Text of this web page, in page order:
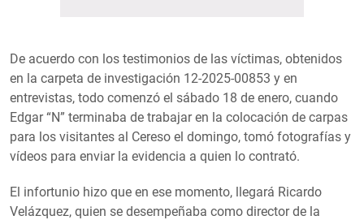
De acuerdo con los testimonios de las víctimas, obtenidos
en la carpeta de investigación 12-2025-00853 y en
entrevistas, todo comenzó el sábado 18 de enero, cuando
Edgar “N” terminaba de trabajar en la colocación de carpas
para los visitantes al Cereso el domingo, tomó fotografías y
vídeos para enviar la evidencia a quien lo contrató.
El infortunio hizo que en ese momento, llegará Ricardo
Velázquez, quien se desempeñaba como director de la